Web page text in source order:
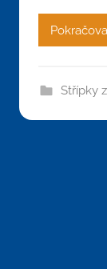
Střípky